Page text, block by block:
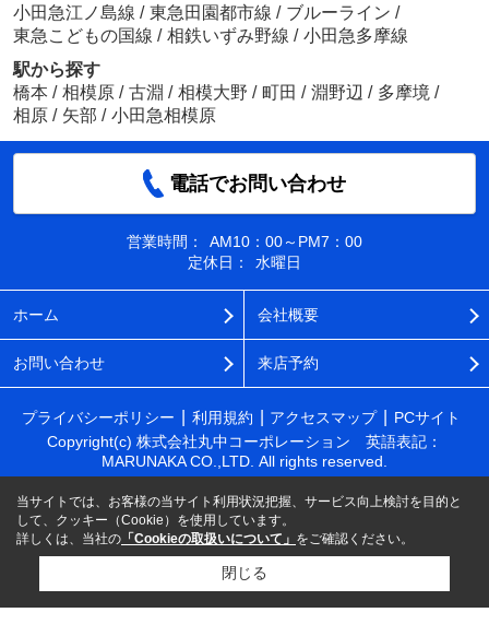
小田急江ノ島線 / 東急田園都市線 / ブルーライン /
東急こどもの国線 / 相鉄いずみ野線 / 小田急多摩線
駅から探す
橋本 / 相模原 / 古淵 / 相模大野 / 町田 / 淵野辺 / 多摩境 /
相原 / 矢部 / 小田急相模原
電話でお問い合わせ
営業時間：
AM10：00～PM7：00
定休日：
水曜日
ホーム 会社概要
お問い合わせ 来店予約
プライバシーポリシー 利用規約 アクセスマップ
PCサイト
Copyright(c) 株式会社丸中コーポレーション 英語表記：
MARUNAKA CO.,LTD. All rights reserved.
当サイトでは、お客様の当サイト利用状況把握、サービス向上検討を目的と
して、クッキー（Cookie）を使用しています。
詳しくは、当社の 「Cookieの取扱いについて」 をご確認ください。
閉じる